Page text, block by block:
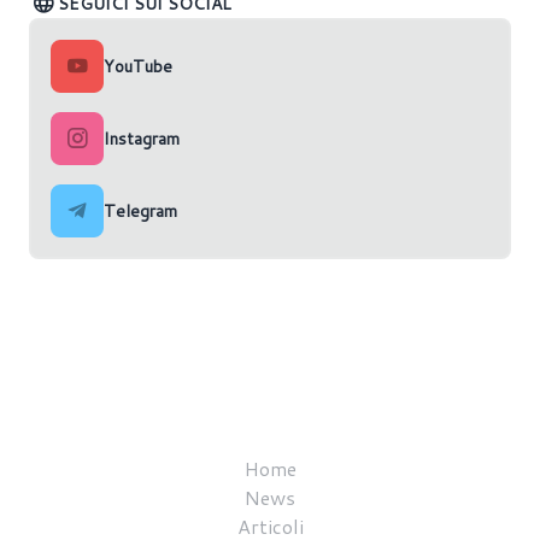
YouTube
Instagram
Telegram
Home
News
Articoli